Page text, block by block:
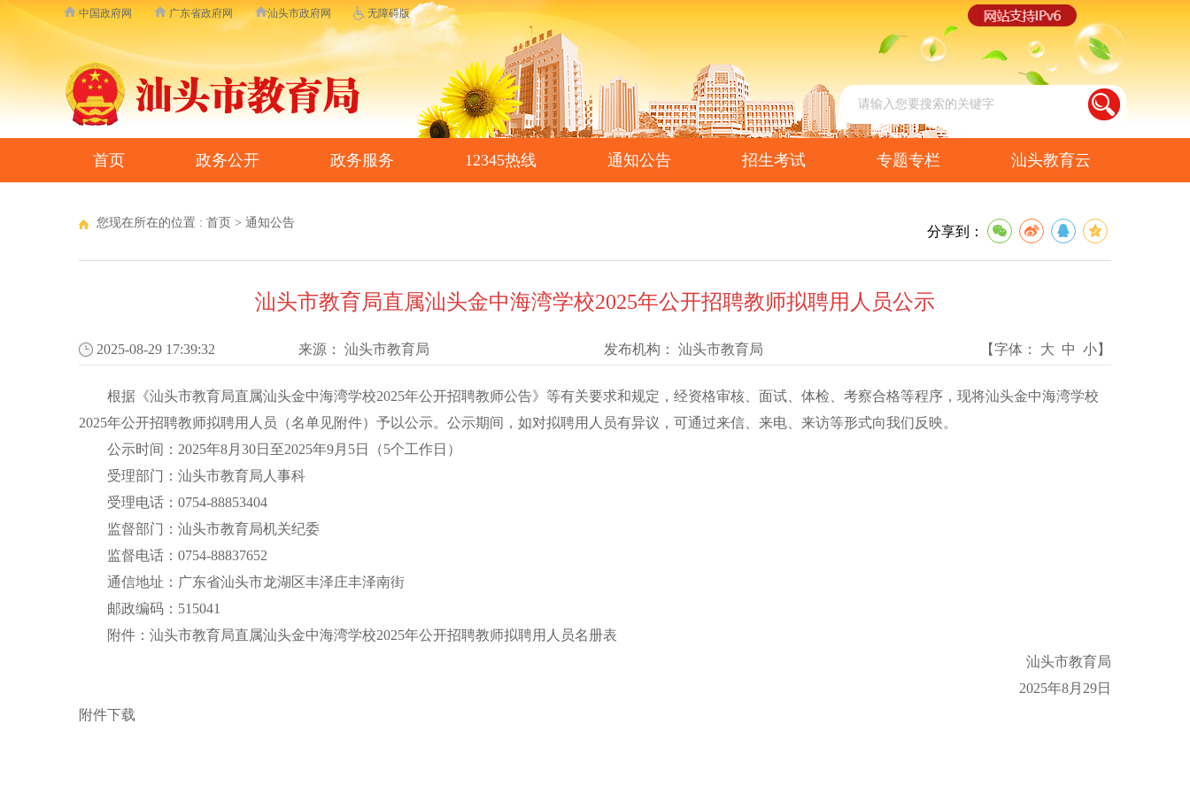
中国政府网 广东省政府网 汕头市政府网 无障碍版
首页 政务公开 政务服务 12345热线 通知公告 招生考试 专题专栏 汕头教育云
您现在所在的位置 : 首页 > 通知公告
分享到：
汕头市教育局直属汕头金中海湾学校2025年公开招聘教师拟聘用人员公示
2025-08-29 17:39:32 来源： 汕头市教育局 发布机构： 汕头市教育局 【字体： 大 中 小】
根据《汕头市教育局直属汕头金中海湾学校2025年公开招聘教师公告》等有关要求和规定，经资格审核、面试、体检、考察合格等程序，现将汕头金中海湾学校
2025年公开招聘教师拟聘用人员（名单见附件）予以公示。公示期间，如对拟聘用人员有异议，可通过来信、来电、来访等形式向我们反映。
公示时间：2025年8月30日至2025年9月5日（5个工作日）
受理部门：汕头市教育局人事科
受理电话：0754-88853404
监督部门：汕头市教育局机关纪委
监督电话：0754-88837652
通信地址：广东省汕头市龙湖区丰泽庄丰泽南街
邮政编码：515041
附件：汕头市教育局直属汕头金中海湾学校2025年公开招聘教师拟聘用人员名册表
汕头市教育局
2025年8月29日
附件下载